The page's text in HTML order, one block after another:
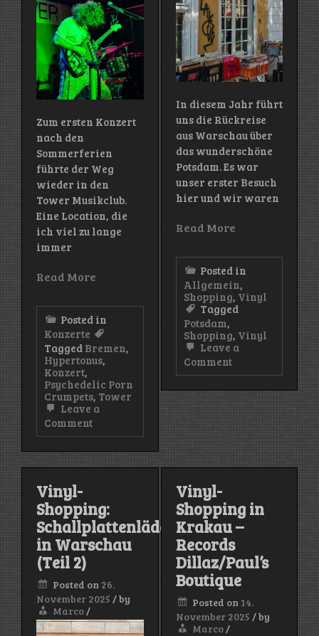
Zum ersten Konzert
nach den
Sommerferien
führte der Weg
wieder in den
Tower Musikclub.
Eine Location, die
ich viel zu lange
immer
Read More
Posted in
Konzerte
Tagged Bremen,
Hypertonus,
Konzert,
Psychedelic Porn
Crumpets, Tower
Leave a
Commenton
Konzert:
Crumpets
26.08.2025)
In diesem Jahr führt
uns die Rückreise
aus Warschau über
das wunderschöne
Potsdam. Es war
unser erster Besuch
hier und wir waren
Read More
Posted in
Allgemein,
Shopping, Vinyl
Tagged
Potsdam,
Shopping, Vinyl
Leave a
Commenton
Vinyl-
Vinyl-
Shopping:
Schallplattenläden
in Warschau
(Teil 2)
Posted on 26.
November 2025 /by
Marco/
Vinyl-
Shopping in
Krakau –
Records
Dillaz/Paul’s
Boutique
Posted on 14.
November 2025 /by
Marco/